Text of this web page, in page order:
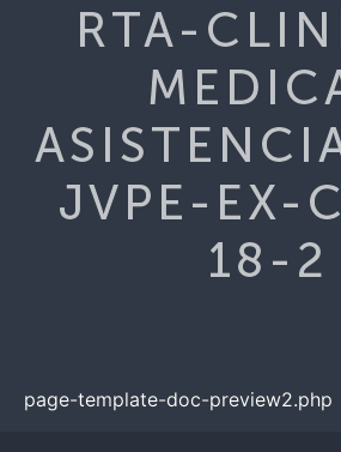
RTA-
JVPE-EX-
18-2
page-template-doc-preview2.php